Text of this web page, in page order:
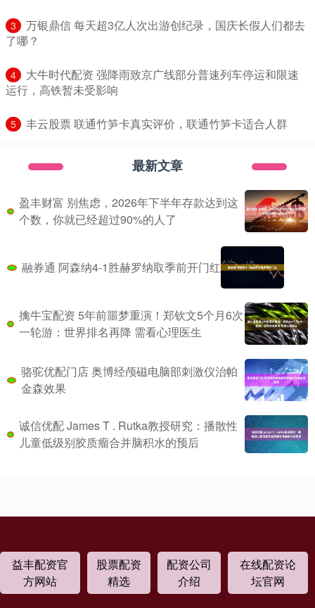
3
​万银鼎信 每天超3亿人次出游创纪录，国庆长假人们都去
了哪？
4
​大牛时代配资 强降雨致京广线部分普速列车停运和限速
运行，高铁暂未受影响
5 ​丰云股票 联通竹笋卡真实评价，联通竹笋卡适合人群
最新文章
盈丰财富 别焦虑，2026年下半年存款达到这
个数，你就已经超过90%的人了
融券通 阿森纳4-1胜赫罗纳取季前开门红
擒牛宝配资 5年前噩梦重演！郑钦文5个月6次
一轮游：世界排名再降 需看心理医生
骆驼优配门店 奥博经颅磁电脑部刺激仪治帕
金森效果
诚信优配 James T . Rutka教授研究：播散性
儿童低级别胶质瘤合并脑积水的预后
益丰配资官
方网站
股票配资
精选
配资公司
介绍
在线配资论
坛官网